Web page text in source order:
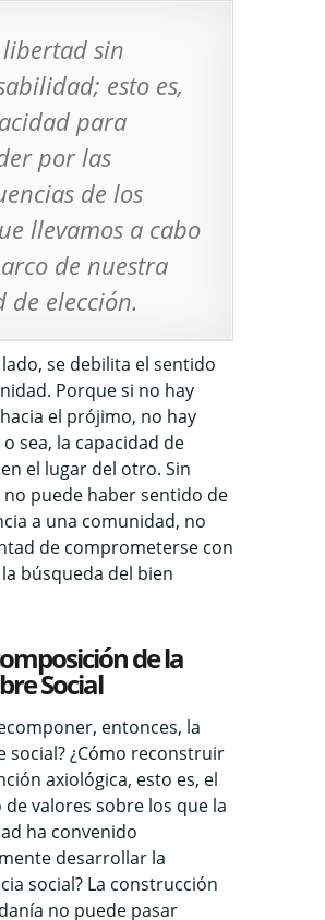
sin
esto es,
para
por las
de los
llevamos a cabo
de nuestra
de elección.
se debilita el sentido
Porque si no hay
el prójimo, no hay
sea, la capacidad de
el lugar del otro. Sin
no puede haber sentido de
a una comunidad, no
de comprometerse con
búsqueda del bien
de la
Social
entonces, la
social? ¿Cómo reconstruir
axiológica, esto es, el
valores sobre los que la
ha convenido
desarrollar la
social? La construcción
no puede pasar